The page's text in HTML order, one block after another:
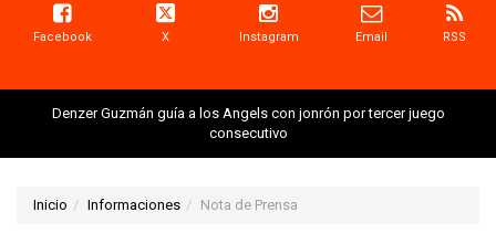
Facebook X Instagram Email RSS
Denzer Guzmán guía a los Angels con jonrón por tercer juego
consecutivo
Inicio Informaciones Nota de Prensa